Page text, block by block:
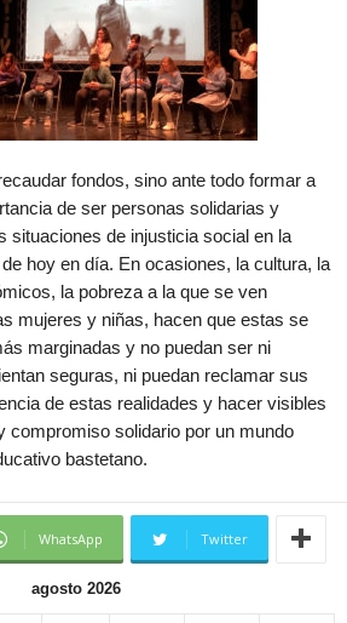
fondos, sino ante todo formar a
de ser personas solidarias y
situaciones de injusticia social en la
hoy en día. En ocasiones, la cultura, la
la pobreza a la que se ven
mujeres y niñas, hacen que estas se
marginadas y no puedan ser ni
seguras, ni puedan reclamar sus
de estas realidades y hacer visibles
compromiso solidario por un mundo
bastetano.
WhatsApp Twitter
agosto 2026